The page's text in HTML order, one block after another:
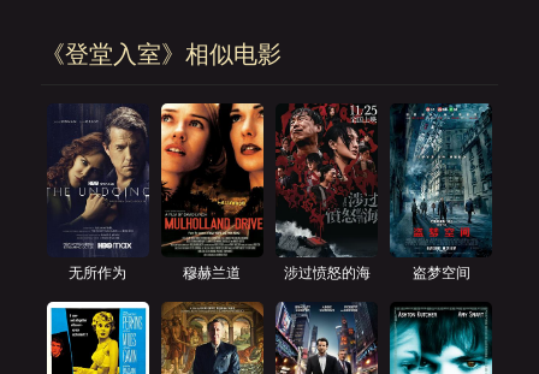
《登堂入室》相似电影
无所作为 穆赫兰道 涉过愤怒的海 盗梦空间